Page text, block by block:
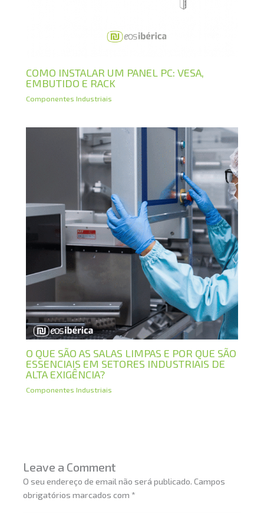
COMO INSTALAR UM PANEL PC: VESA,
EMBUTIDO E RACK
Componentes Industriais
O QUE SÃO AS SALAS LIMPAS E POR QUE SÃO
ESSENCIAIS EM SETORES INDUSTRIAIS DE
ALTA EXIGÊNCIA?
Componentes Industriais
Leave a Comment
O seu endereço de email não será publicado. Campos
obrigatórios marcados com*